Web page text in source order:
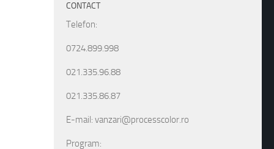
CONTACT
Telefon:
0724.899.998
021.335.96.88
021.335.86.87
E-mail: vanzari@processcolor.ro
Program: